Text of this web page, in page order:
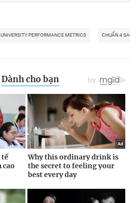
UNIVERSITY PERFORMANCE METRICS CHUẨN 4 SAO